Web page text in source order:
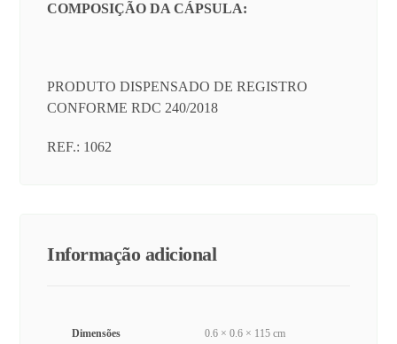
COMPOSIÇÃO DA CÁPSULA:
PRODUTO DISPENSADO DE REGISTRO
CONFORME RDC 240/2018
REF.: 1062
Informação adicional
Dimensões 0.6 × 0.6 × 115 cm